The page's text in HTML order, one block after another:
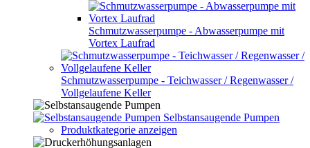
Schmutzwasserpumpe - Abwasserpumpe mit
Vortex Laufrad
Schmutzwasserpumpe - Teichwasser / Regenwasser /
Vollgelaufene Keller
Selbstansaugende Pumpen
Produktkategorie anzeigen